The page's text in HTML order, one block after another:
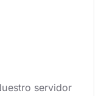
servidor